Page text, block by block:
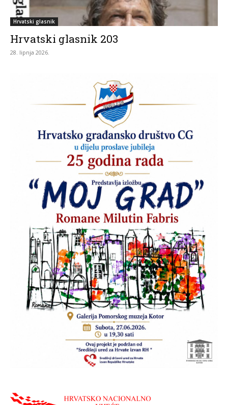
Hrvatski glasnik
Hrvatski glasnik 203
28. lipnja 2026.